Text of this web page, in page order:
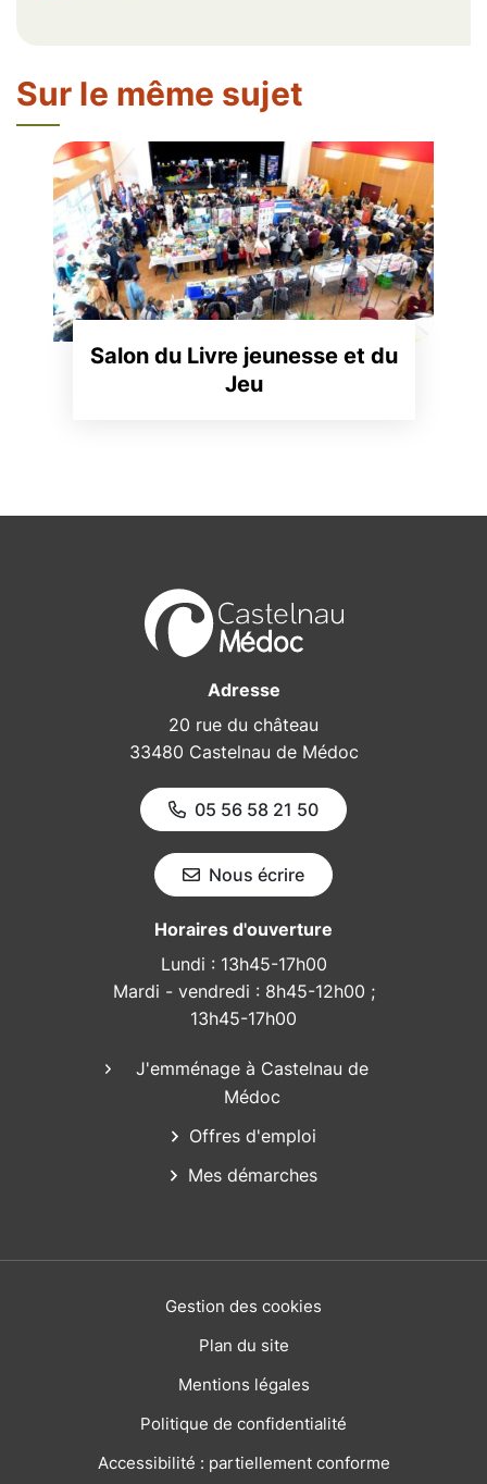
Sur le même sujet
Salon du Livre jeunesse et du
Jeu
Adresse
20 rue du château
33480 Castelnau de Médoc
05 56 58 21 50
Nous écrire
Horaires d'ouverture
Lundi : 13h45-17h00
Mardi - vendredi : 8h45-12h00 ;
13h45-17h00
J'emménage à Castelnau de
Médoc
Offres d'emploi
Mes démarches
Gestion des cookies
Plan du site
Mentions légales
Politique de confidentialité
Accessibilité : partiellement conforme